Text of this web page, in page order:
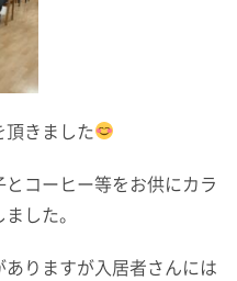
きました
コーヒー等をお供にカラ
した。
りますが入居者さんには